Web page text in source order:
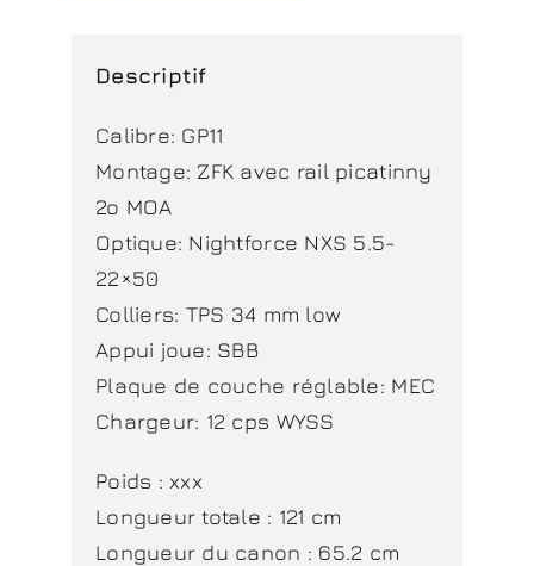
Descriptif
Calibre: GP11
Montage: ZFK avec rail picatinny
2o MOA
Optique: Nightforce NXS 5.5-
22×50
Colliers: TPS 34 mm low
Appui joue: SBB
Plaque de couche réglable: MEC
Chargeur: 12 cps WYSS
Poids : xxx
Longueur totale : 121 cm
Longueur du canon : 65.2 cm